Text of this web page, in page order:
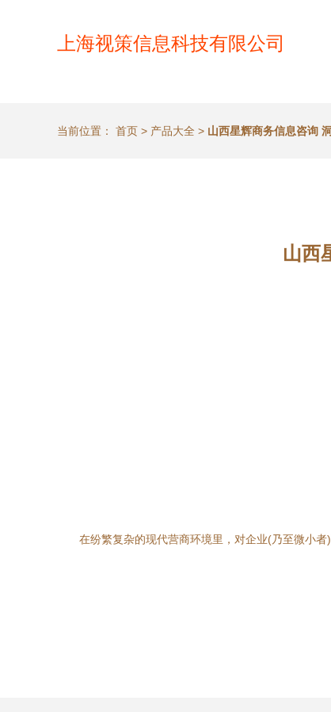
上海视策信息科技有限公司
当前位置： 首页 > 产品大全 > 山西星辉商务信息咨询
山西
在纷繁复杂的现代营商环境里，对企业(乃至微小